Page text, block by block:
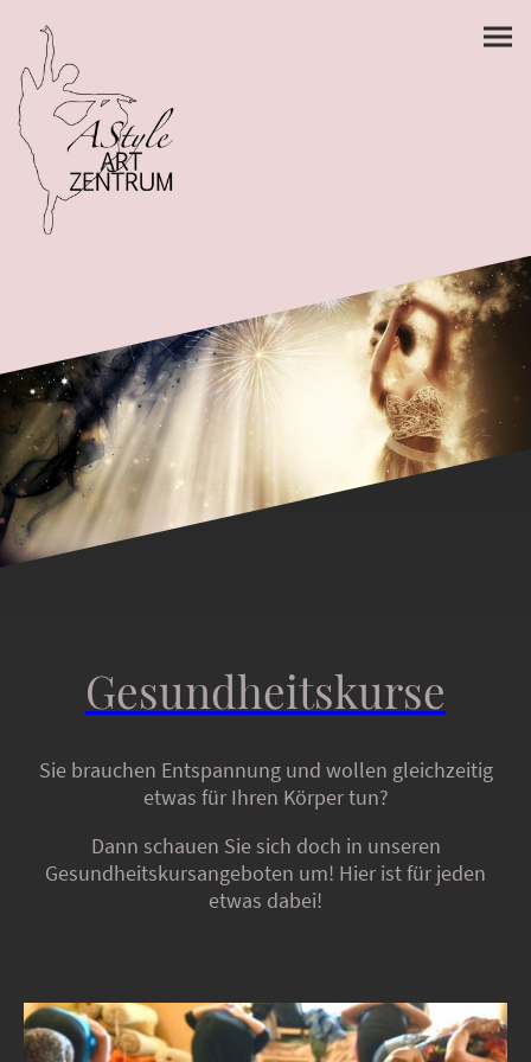
Gesundheitskurse
Sie brauchen Entspannung und wollen gleichzeitig
etwas für Ihren Körper tun?
Dann schauen Sie sich doch in unseren
Gesundheitskursangeboten um! Hier ist für jeden
etwas dabei!